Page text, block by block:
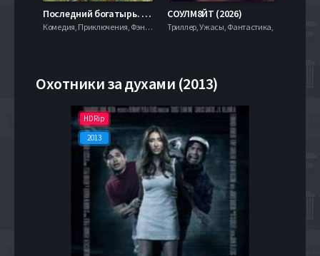
Последний богатырь. Колобок (2026)
Комедия, Приключения, Фэнтези,
СОУЛМ8ЙТ (2026)
Триллер, Ужасы, Фантастика,
Охотники за духами (2013)
HDRip
2013